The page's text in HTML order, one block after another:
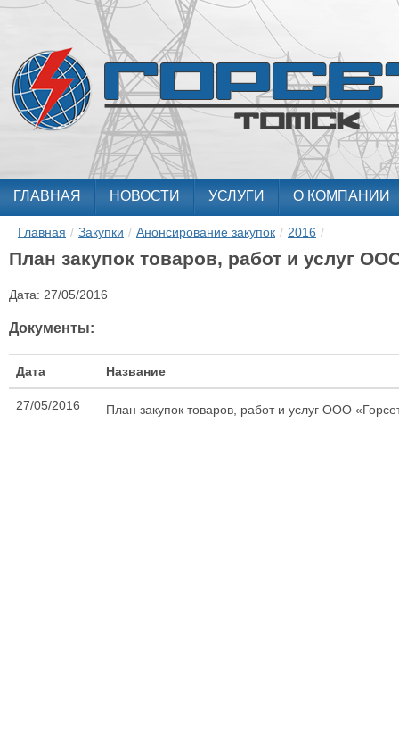
ГЛАВНАЯ НОВОСТИ УСЛУГИ О КОМПАНИИ
Главная / Закупки / Анонсирование закупок / 2016 /
План закупок товаров, работ и услуг
Дата: 27/05/2016
Документы:
Дата Название
27/05/2016 План закупок товаров, работ и услуг ООО